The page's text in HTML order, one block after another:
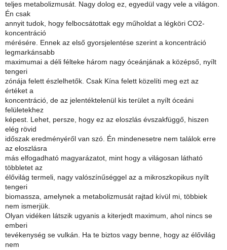
teljes metabolizmusát. Nagy dolog ez, egyedül vagy vele a világon.
Én csak
annyit tudok, hogy felbocsátottak egy műholdat a légköri CO2-
koncentráció
mérésére. Ennek az első gyorsjelentése szerint a koncentráció
legmarkánsabb
maximumai a déli félteke három nagy óceánjának a középső, nyílt
tengeri
zónája felett észlelhetők. Csak Kína felett közelíti meg ezt az
értéket a
koncentráció, de az jelentéktelenül kis terület a nyílt óceáni
felületekhez
képest. Lehet, persze, hogy ez az eloszlás évszakfüggő, hiszen
elég rövid
időszak eredményéről van szó. Én mindenesetre nem találok erre
az eloszlásra
más elfogadható magyarázatot, mint hogy a világosan látható
többletet az
élővilág termeli, nagy valószínűséggel az a mikroszkopikus nyílt
tengeri
biomassza, amelynek a metabolizmusát rajtad kívül mi, többiek
nem ismerjük.
Olyan vidéken látszik ugyanis a kiterjedt maximum, ahol nincs se
emberi
tevékenység se vulkán. Ha te biztos vagy benne, hogy az élővilág
nem